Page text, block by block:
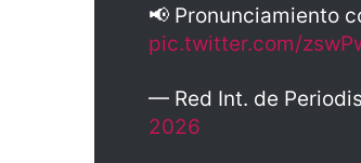
📢 Pronunciamiento
pic.twitter.com/
— Red Int. de
2026